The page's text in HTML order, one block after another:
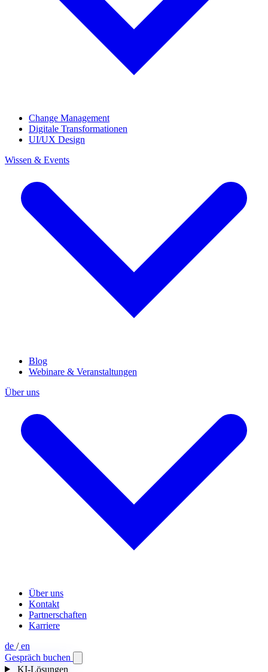
Change Management
Digitale Transformationen
UI/UX Design
Wissen & Events
Blog
Webinare & Veranstaltungen
Über uns
Über uns
Kontakt
Partnerschaften
Karriere
de /en
Gespräch buchen
KI-Lösungen